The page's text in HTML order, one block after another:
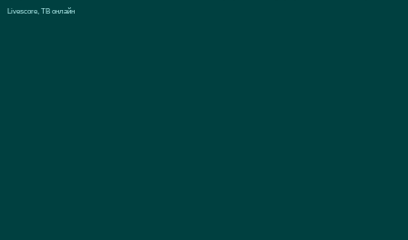
Livescore, ТВ онлайн